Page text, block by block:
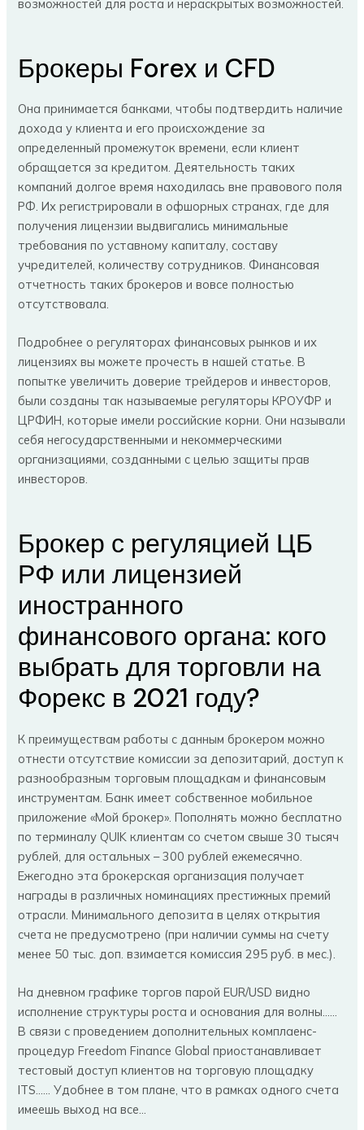
возможностей для роста и нераскрытых возможностей.
Брокеры Forex и CFD
Она принимается банками, чтобы подтвердить наличие
дохода у клиента и его происхождение за
определенный промежуток времени, если клиент
обращается за кредитом. Деятельность таких
компаний долгое время находилась вне правового поля
РФ. Их регистрировали в офшорных странах, где для
получения лицензии выдвигались минимальные
требования по уставному капиталу, составу
учредителей, количеству сотрудников. Финансовая
отчетность таких брокеров и вовсе полностью
отсутствовала.
Подробнее о регуляторах финансовых рынков и их
лицензиях вы можете прочесть в нашей статье. В
попытке увеличить доверие трейдеров и инвесторов,
были созданы так называемые регуляторы КРОУФР и
ЦРФИН, которые имели российские корни. Они называли
себя негосударственными и некоммерческими
организациями, созданными с целью защиты прав
инвесторов.
Брокер с регуляцией ЦБ
РФ или лицензией
иностранного
финансового органа: кого
выбрать для торговли на
Форекс в 2021 году?
К преимуществам работы с данным брокером можно
отнести отсутствие комиссии за депозитарий, доступ к
разнообразным торговым площадкам и финансовым
инструментам. Банк имеет собственное мобильное
приложение «Мой брокер». Пополнять можно бесплатно
по терминалу QUIK клиентам со счетом свыше 30 тысяч
рублей, для остальных – 300 рублей ежемесячно.
Ежегодно эта брокерская организация получает
награды в различных номинациях престижных премий
отрасли. Минимального депозита в целях открытия
счета не предусмотрено (при наличии суммы на счету
менее 50 тыс. доп. взимается комиссия 295 руб. в мес.).
На дневном графике торгов парой EUR/USD видно
исполнение структуры роста и основания для волны……
В связи с проведением дополнительных комплаенс-
процедур Freedom Finance Global приостанавливает
тестовый доступ клиентов на торговую площадку
ITS…… Удобнее в том плане, что в рамках одного счета
имеешь выход на все…